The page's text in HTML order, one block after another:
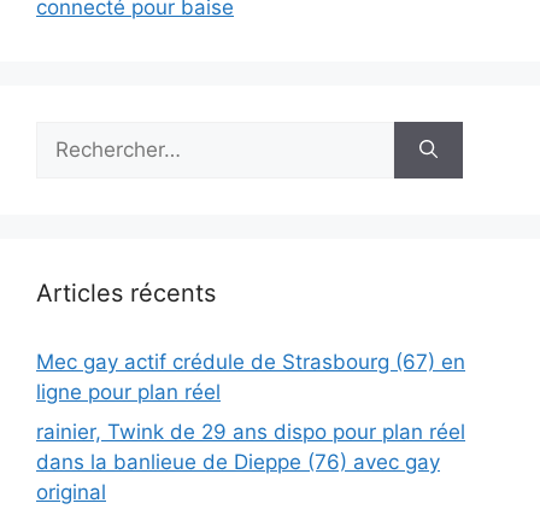
connecté pour baise
Articles récents
Mec gay actif crédule de Strasbourg (67) en
ligne pour plan réel
rainier, Twink de 29 ans dispo pour plan réel
dans la banlieue de Dieppe (76) avec gay
original